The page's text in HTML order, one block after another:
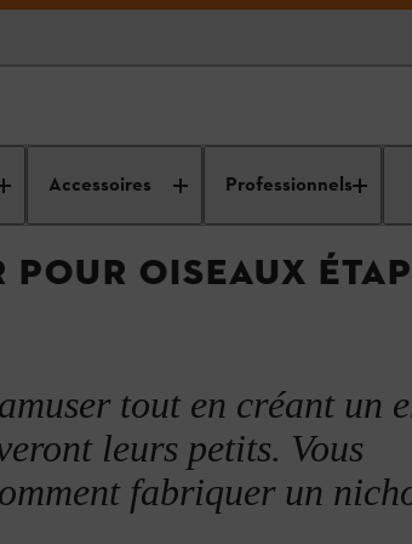
Accessoires Professionnels
bricolage en bois et DIY
OISEAUX
tout en créant un
leurs petits. Vous
fabriquer un